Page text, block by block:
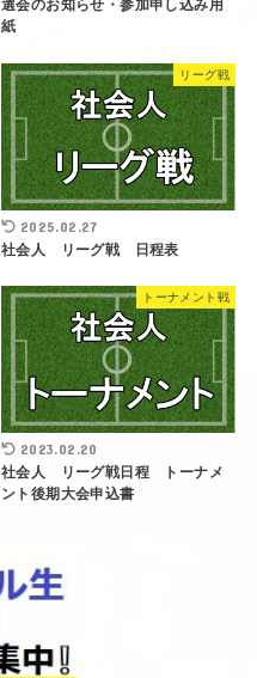
選会のお知らせ・参加申し込み用
紙
リーグ戦
2025.02.27
社会人 リーグ戦 日程表
トーナメント戦
2023.02.20
社会人 リーグ戦日程 トーナメ
ント後期大会申込書